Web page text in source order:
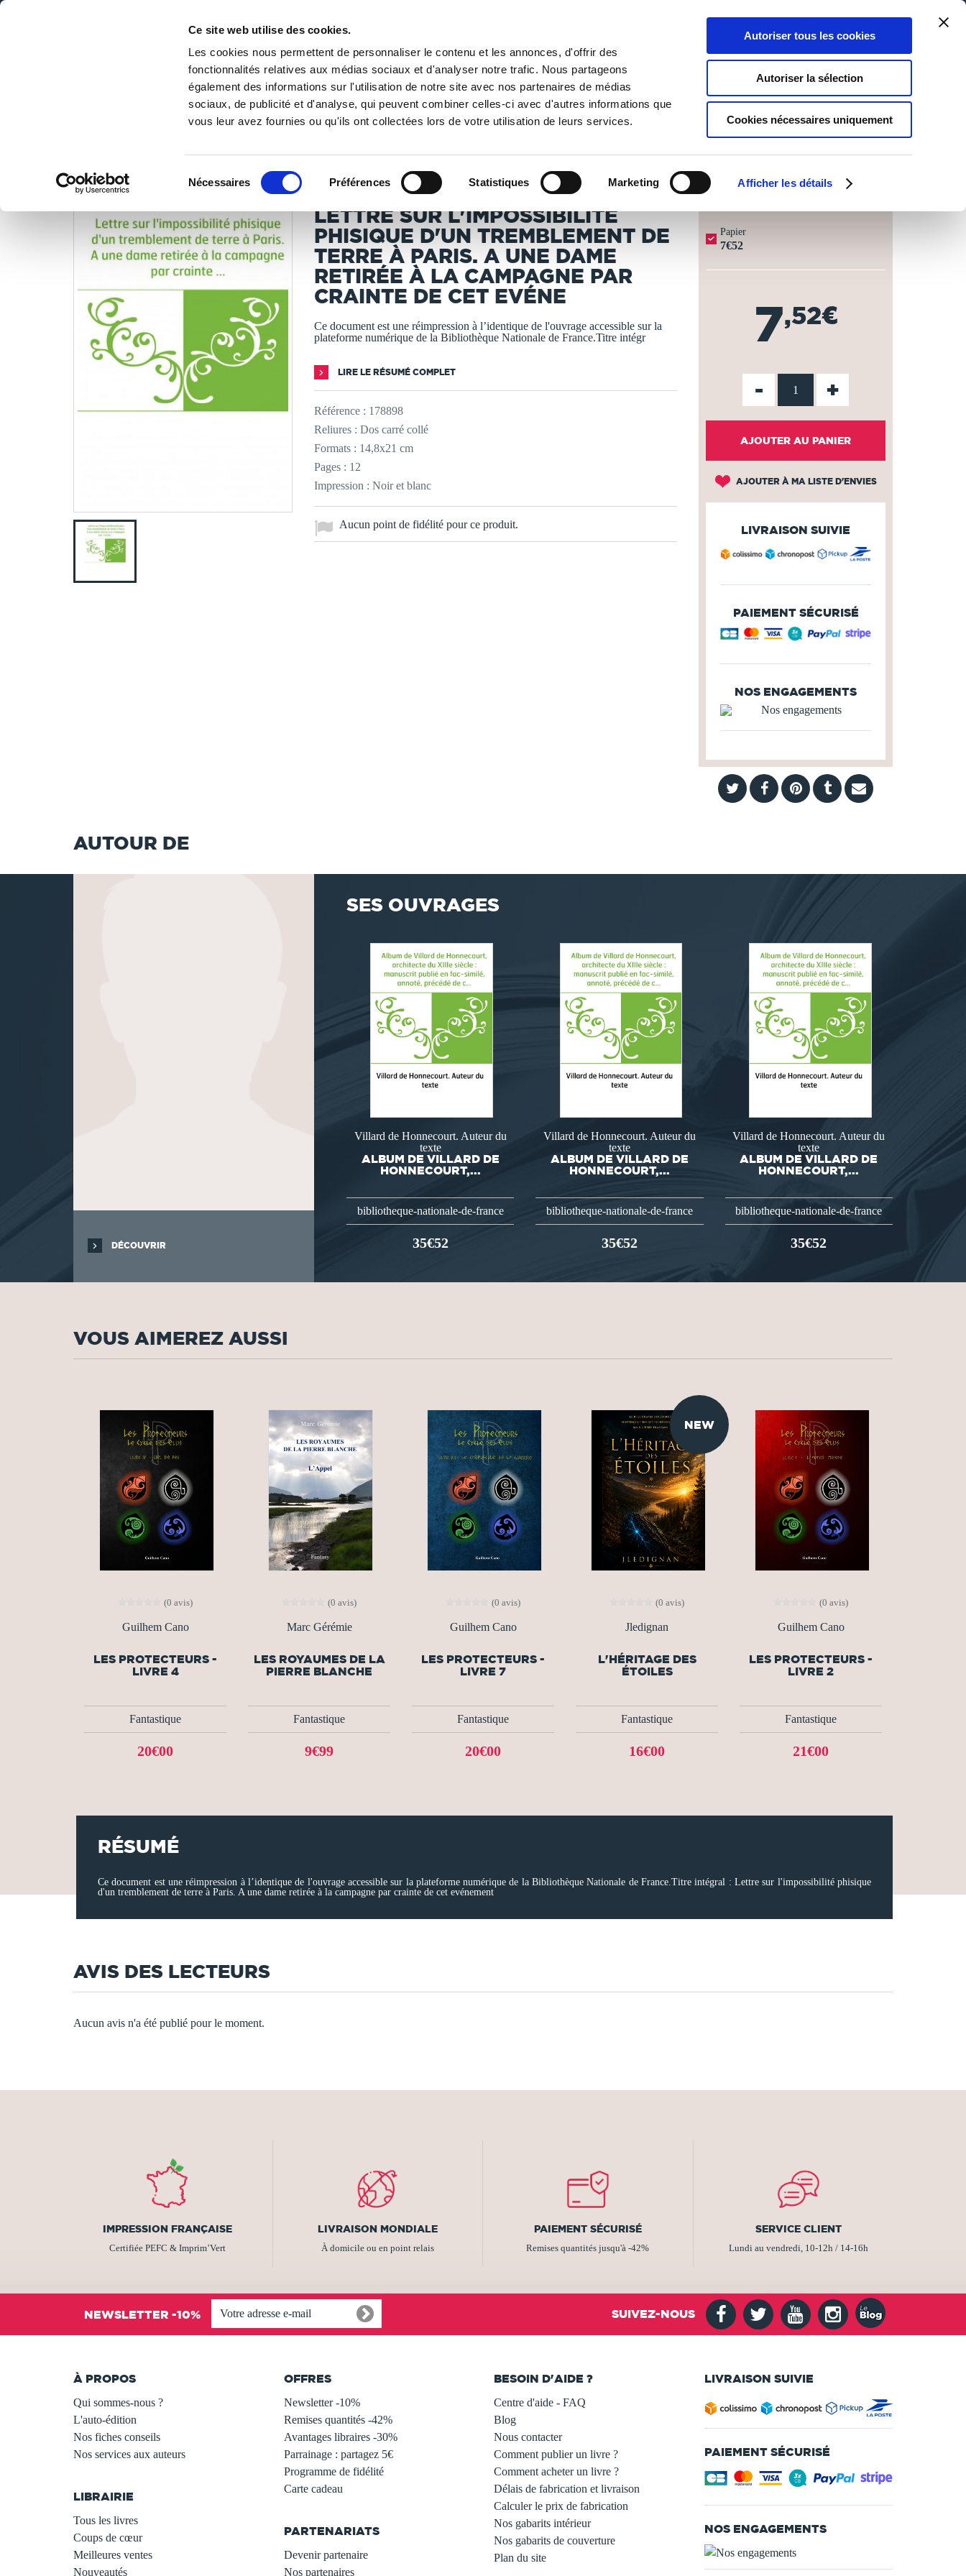
Ce site web utilise des cookies.
Les cookies nous permettent de personnaliser le contenu et les annonces, d'offrir des
fonctionnalités relatives aux médias sociaux et d'analyser notre trafic. Nous partageons
également des informations sur l'utilisation de notre site avec nos partenaires de médias
sociaux, de publicité et d'analyse, qui peuvent combiner celles-ci avec d'autres informations que
vous leur avez fournies ou qu'ils ont collectées lors de votre utilisation de leurs services.
Nécessaires Préférences Statistiques Marketing Afficher les détails
Autoriser tous les cookies
Autoriser la sélection
Cookies nécessaires uniquement
DE LA PAGE BLANCHE... AU BEST SELLER
0
Panier
0
Ma liste
Connexion
PUBLIER UN LIVRE LIBRAIRIE
/ Libres de droits / Bibliothèque Nationale de France / Lettre sur l'impossibilité phisique d'un tremblement de terre à Paris. A une dame retirée à la campagne par crainte de
LETTRE SUR L'IMPOSSIBILITÉ
PHISIQUE D'UN TREMBLEMENT DE
TERRE À PARIS. A UNE DAME
RETIRÉE À LA CAMPAGNE PAR
CRAINTE DE CET EVÉNE
Ce document est une réimpression à l’identique de l'ouvrage accessible sur la
plateforme numérique de la Bibliothèque Nationale de France.Titre intégr
LIRE LE RÉSUMÉ COMPLET
Référence : 178898
Reliures : Dos carré collé
Formats : 14,8x21 cm
Pages : 12
Impression : Noir et blanc
Aucun point de fidélité pour ce produit.
Papier
7€52
7,52€
- +
AJOUTER AU PANIER
AJOUTER À MA LISTE D'ENVIES
LIVRAISON SUIVIE
PAIEMENT SÉCURISÉ
NOS ENGAGEMENTS
AUTOUR DE
DÉCOUVRIR
SES OUVRAGES
Villard de Honnecourt. Auteur du
texte
ALBUM DE VILLARD DE
HONNECOURT,...
bibliotheque-nationale-de-france
35€52
Villard de Honnecourt. Auteur du
texte
ALBUM DE VILLARD DE
HONNECOURT,...
bibliotheque-nationale-de-france
35€52
Villard de Honnecourt. Auteur du
texte
ALBUM DE VILLARD DE
HONNECOURT,...
bibliotheque-nationale-de-france
35€52
VOUS AIMEREZ AUSSI
(0 avis)
Guilhem Cano
LES PROTECTEURS -
LIVRE 4
Fantastique
20€00
(0 avis)
Marc Gérémie
LES ROYAUMES DE LA
PIERRE BLANCHE
Fantastique
9€99
(0 avis)
Guilhem Cano
LES PROTECTEURS -
LIVRE 7
Fantastique
20€00
NEW
(0 avis)
Jledignan
L'HÉRITAGE DES
ÉTOILES
Fantastique
16€00
(0 avis)
Guilhem Cano
LES PROTECTEURS -
LIVRE 2
Fantastique
21€00
RÉSUMÉ
Ce document est une réimpression à l’identique de l'ouvrage accessible sur la plateforme numérique de la Bibliothèque Nationale de France.Titre intégral : Lettre sur l'impossibilité phisique
d'un tremblement de terre à Paris. A une dame retirée à la campagne par crainte de cet evénement
AVIS DES LECTEURS
Aucun avis n'a été publié pour le moment.
IMPRESSION FRANÇAISE
Certifiée PEFC & Imprim’Vert
LIVRAISON MONDIALE
À domicile ou en point relais
PAIEMENT SÉCURISÉ
Remises quantités jusqu'à -42%
SERVICE CLIENT
Lundi au vendredi, 10-12h / 14-16h
NEWSLETTER -10% SUIVEZ-NOUS
À PROPOS
Qui sommes-nous ?
L'auto-édition
Nos fiches conseils
Nos services aux auteurs
LIBRAIRIE
Tous les livres
Coups de cœur
Meilleures ventes
Nouveautés
OFFRES
Newsletter -10%
Remises quantités -42%
Avantages libraires -30%
Parrainage : partagez 5€
Programme de fidélité
Carte cadeau
PARTENARIATS
Devenir partenaire
Nos partenaires
BESOIN D'AIDE ?
Centre d'aide - FAQ
Blog
Nous contacter
Comment publier un livre ?
Comment acheter un livre ?
Délais de fabrication et livraison
Calculer le prix de fabrication
Nos gabarits intérieur
Nos gabarits de couverture
Plan du site
LIVRAISON SUIVIE
PAIEMENT SÉCURISÉ
NOS ENGAGEMENTS